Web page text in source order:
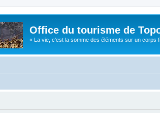
Office du tourisme de
« La vie, c'est la somme des éléments sur un corps